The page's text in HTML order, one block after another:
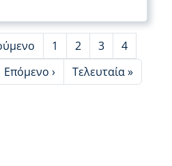
σελίδαPage
1 Page
2 Page
3 Page
4
Next page
Επόμενο › Last page
Τελευταία »